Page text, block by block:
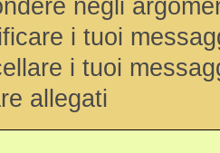
negli
i tuoi
i tuoi
allegati